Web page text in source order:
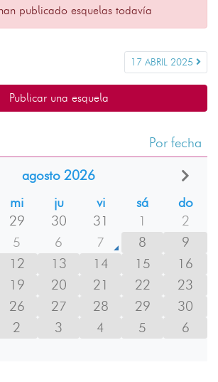
publicado esquelas todavía
17 ABRIL 2025
Publicar una esquela
Por fecha
agosto 2026
mi ju vi sá
do
29 30 31 1
2
5 6 7 8
9
12 13 14 15
16
19 20 21 22
23
26 27 28 29
30
2 3 4 5 6